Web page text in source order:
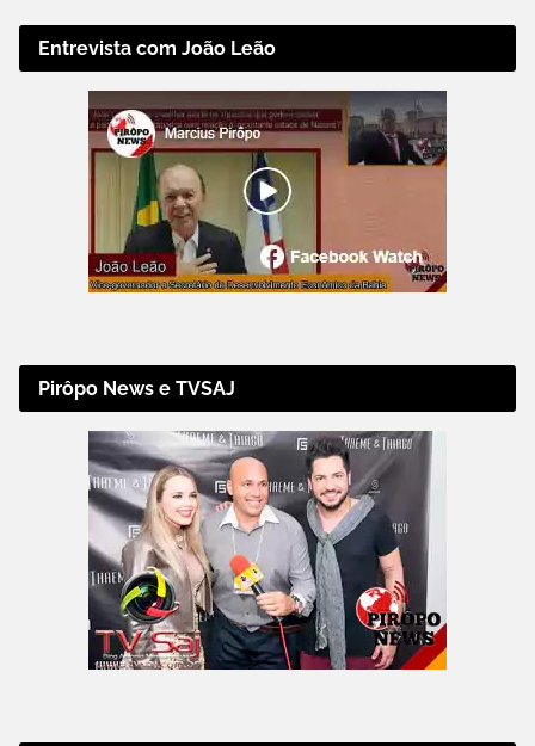
Entrevista com João Leão
Pirôpo News e TVSAJ